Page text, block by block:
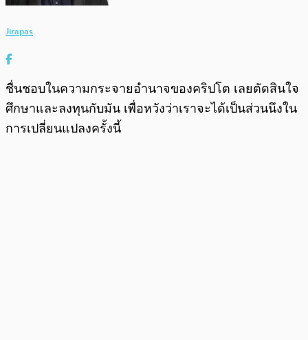
Jirapas
ชื่นชอบในความกระจายอำนาจของคริปโต เลยตัดสินใจ
ศึกษาและลงทุนกับมัน เพื่อหวังว่าเราจะได้เป็นส่วนนึงใน
การเปลี่ยนแปลงครั้งนี้